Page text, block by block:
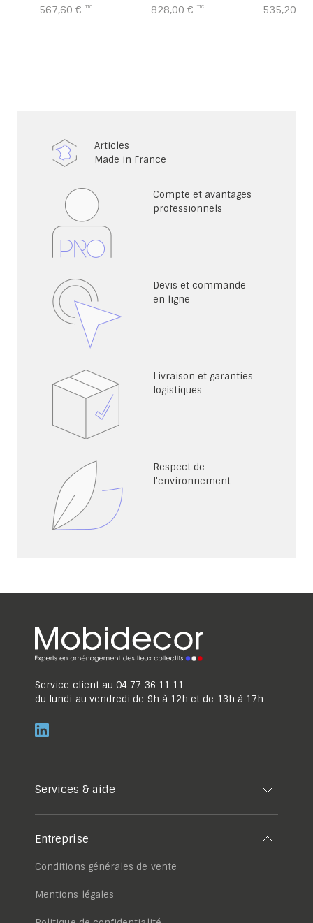
567,60 € 828,00 € 535,20 €
Articles
Made in France
Compte et avantages
professionnels
Devis et commande
en ligne
Livraison et garanties
logistiques
Respect de
l'environnement
Service client au 04 77 36 11 11
du lundi au vendredi de 9h à 12h et de 13h à 17h
Services & aide
Entreprise
Conditions générales de vente
Mentions légales